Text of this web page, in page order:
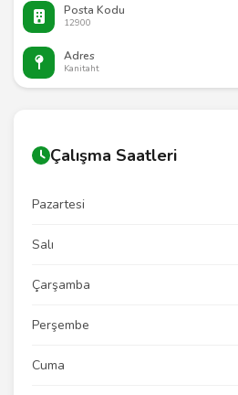
Posta Kodu
12900
Adres
Kanitaht
Çalışma Saatleri
Pazartesi
Salı
Çarşamba
Perşembe
Cuma